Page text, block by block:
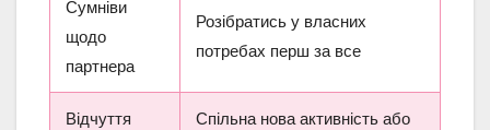
Сумніви
щодо
партнера
Розібратись у власних
потребах перш за все
Відчуття
Спільна нова активність або